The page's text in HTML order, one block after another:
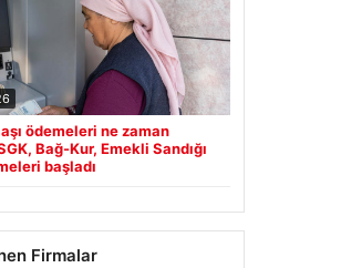
ödemeleri ne zaman
Bağ-Kur, Emekli Sandığı
başladı
Firmalar